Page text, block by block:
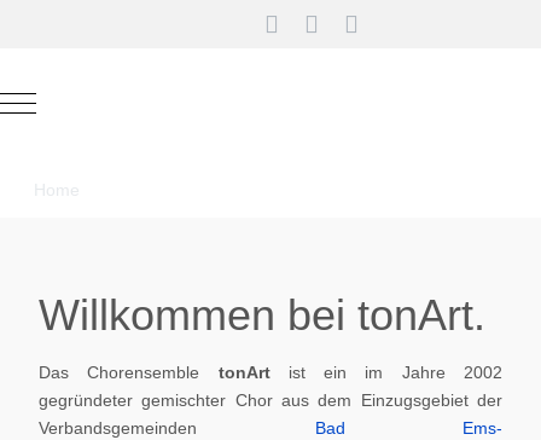
Mobile Menu Toggle
Home
Willkommen bei tonArt.
Das Chorensemble tonArt ist ein im Jahre 2002
gegründeter gemischter Chor aus dem Einzugsgebiet der
Verbandsgemeinden Bad Ems-